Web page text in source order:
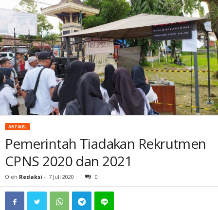
ARTIKEL
Pemerintah Tiadakan Rekrutmen
CPNS 2020 dan 2021
Oleh Redaksi - 7 Juli 2020 0